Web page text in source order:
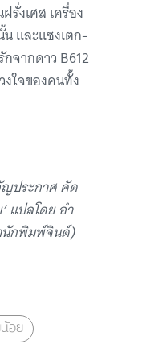
รั่งเศส เครื่อง
และแซงเตก-
จากดาว B612
งใจของคนทั้ง
ญประกาศ คัด
แปลโดย อำ
นักพิมพ์จินด์)
น้อย